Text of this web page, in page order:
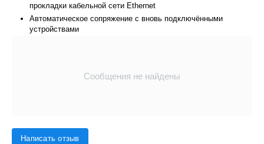
прокладки кабельной сети Ethernet
Автоматическое сопряжение с вновь подключёнными
устройствами
Сообщения не найдены
Написать отзыв